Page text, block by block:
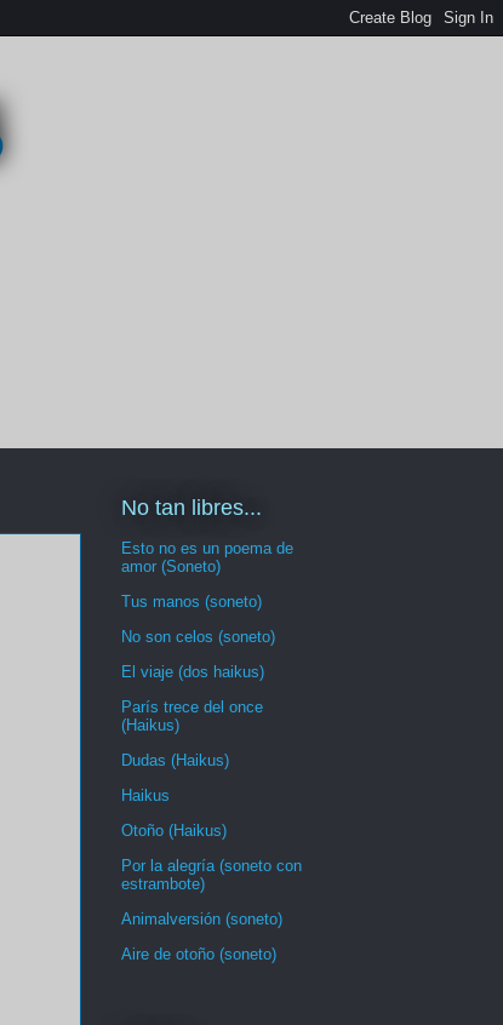
No tan libres...
Esto no es un poema de
amor (Soneto)
Tus manos (soneto)
No son celos (soneto)
El viaje (dos haikus)
París trece del once
(Haikus)
Dudas (Haikus)
Haikus
Otoño (Haikus)
Por la alegría (soneto con
estrambote)
Animalversión (soneto)
Aire de otoño (soneto)